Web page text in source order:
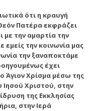
ότι η κραυγή
Πατέρα εκφράζει
με την αμαρτία την
την κοινωνία μας
την ξαναποκτάμε
έχει
Άγιον Χρίσμα μέσω της
Χριστού, στην
της Εκκλησίας
στην Ιερά